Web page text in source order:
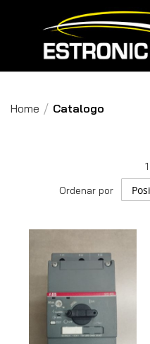
Home Catalogo
1
Ordenar por